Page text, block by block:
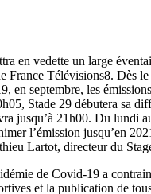
en vedette un large
France Télévisions8. Dès
en septembre, les
Stade 29 débutera sa
jusqu’à 21h00. Du lundi
l’émission jusqu’en
Lartot, directeur du
de Covid-19 a
et la publication de